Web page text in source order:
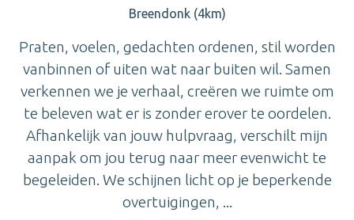
Breendonk (4km)
Praten, voelen, gedachten ordenen, stil worden
vanbinnen of uiten wat naar buiten wil. Samen
verkennen we je verhaal, creëren we ruimte om
te beleven wat er is zonder erover te oordelen.
Afhankelijk van jouw hulpvraag, verschilt mijn
aanpak om jou terug naar meer evenwicht te
begeleiden. We schijnen licht op je beperkende
overtuigingen, ...